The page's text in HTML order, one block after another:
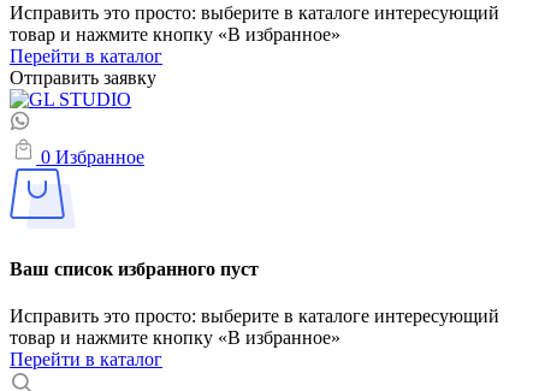
Исправить это просто: выберите в каталоге интересующий
товар и нажмите кнопку «В избранное»
Перейти в каталог
Отправить заявку
0 Избранное
Ваш список избранного пуст
Исправить это просто: выберите в каталоге интересующий
товар и нажмите кнопку «В избранное»
Перейти в каталог